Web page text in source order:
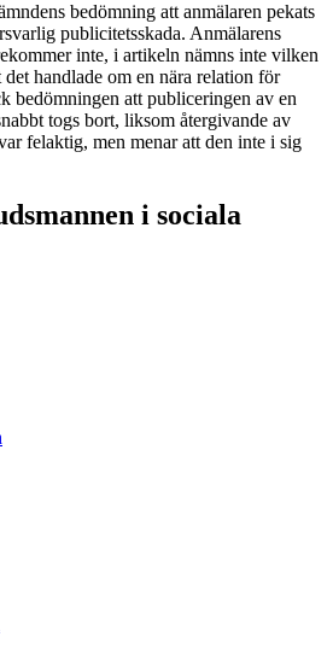
bedömning att anmälaren pekats
publicitetsskada. Anmälarens
inte, i artikeln nämns inte vilken
det handlade om en nära relation för
bedömningen att publiceringen av en
togs bort, liksom återgivande av
felaktig, men menar att den inte i sig
i sociala